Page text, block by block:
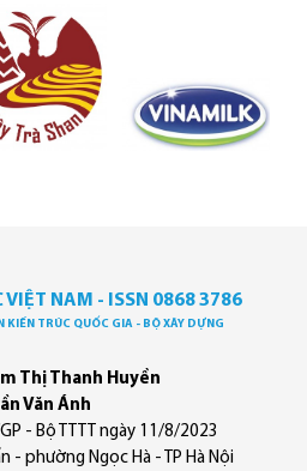
VIỆT NAM - ISSN 0868 3786
KIẾN TRÚC QUỐC GIA - BỘ XÂY DỰNG
Thị Thanh Huyền
Văn Ánh
- Bộ TTTT ngày 11/8/2023
- phường Ngọc Hà - TP Hà Nội